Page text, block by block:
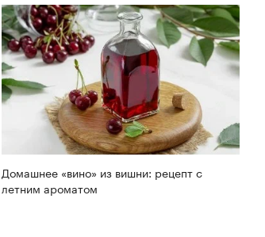
Домашнее «вино» из вишни: рецепт с
летним ароматом